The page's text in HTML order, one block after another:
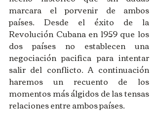
marcara el porvenir de ambos
países. Desde el éxito de la
Revolución Cubana en 1959 que los
dos países no establecen una
negociación pacifica para intentar
salir del conflicto. A continuación
haremos un recuento de los
momentos más álgidos de las tensas
relaciones entre ambos países.